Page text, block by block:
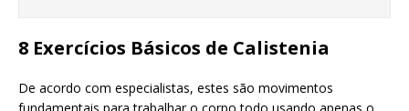
8 Exercícios Básicos de Calistenia
De acordo com especialistas, estes são movimentos